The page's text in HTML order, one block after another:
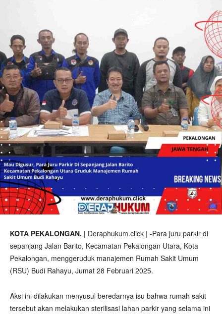
KOTA PEKALONGAN, | Deraphukum.click | -Para juru parkir di
sepanjang Jalan Barito, Kecamatan Pekalongan Utara, Kota
Pekalongan, menggeruduk manajemen Rumah Sakit Umum
(RSU) Budi Rahayu, Jumat 28 Februari 2025.
Aksi ini dilakukan menyusul beredarnya isu bahwa rumah sakit
tersebut akan melakukan sterilisasi lahan parkir yang selama ini